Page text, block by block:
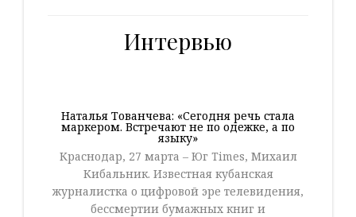
Интервью
Наталья Тованчева: «Сегодня речь стала
маркером. Встречают не по одежке, а по
языку»
Краснодар, 27 марта – Юг Times, Михаил
Кибальник. Известная кубанская
журналистка о цифровой эре телевидения,
бессмертии бумажных книг и